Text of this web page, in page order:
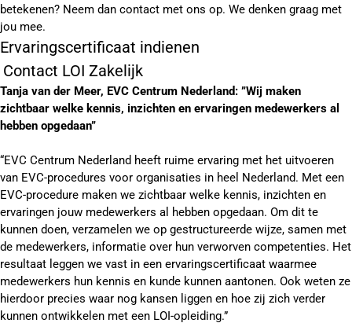
betekenen? Neem dan contact met ons op. We denken graag met
jou mee.
Ervaringscertificaat indienen
Contact LOI Zakelijk
Tanja van der Meer, EVC Centrum Nederland: ”Wij maken
zichtbaar welke kennis, inzichten en ervaringen medewerkers al
hebben opgedaan”
“EVC Centrum Nederland heeft ruime ervaring met het uitvoeren
van EVC-procedures voor organisaties in heel Nederland. Met een
EVC-procedure maken we zichtbaar welke kennis, inzichten en
ervaringen jouw medewerkers al hebben opgedaan. Om dit te
kunnen doen, verzamelen we op gestructureerde wijze, samen met
de medewerkers, informatie over hun verworven competenties. Het
resultaat leggen we vast in een ervaringscertificaat waarmee
medewerkers hun kennis en kunde kunnen aantonen. Ook weten ze
hierdoor precies waar nog kansen liggen en hoe zij zich verder
kunnen ontwikkelen met een LOI-opleiding.”